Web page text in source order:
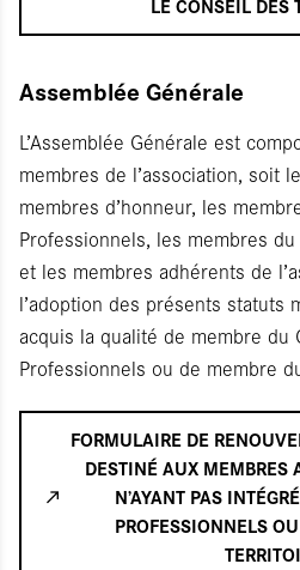
LE CONSEIL DES
Assemblée Générale
L’Assemblée Générale est
membres de l’association, soit
membres d’honneur, les
Professionnels, les membres
et les membres adhérents de
l’adoption des présents statuts
acquis la qualité de membre du
Professionnels ou de membre
FORMULAIRE DE
DESTINÉ AUX MEMBRES
N’AYANT PAS
PROFESSIONNELS